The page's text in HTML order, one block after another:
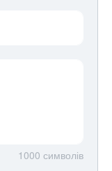
1000 символів